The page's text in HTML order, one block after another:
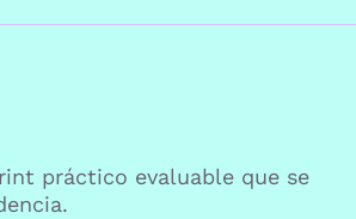
práctico evaluable que se